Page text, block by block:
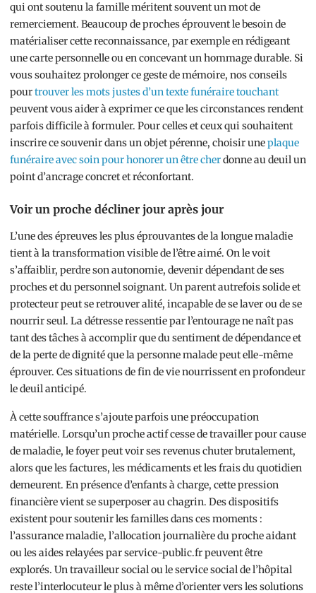
qui ont soutenu la famille méritent souvent un mot de
remerciement. Beaucoup de proches éprouvent le besoin de
matérialiser cette reconnaissance, par exemple en rédigeant
une carte personnelle ou en concevant un hommage durable. Si
vous souhaitez prolonger ce geste de mémoire, nos conseils
pourtrouver les mots justes d’un texte funéraire touchant
peuvent vous aider à exprimer ce que les circonstances rendent
parfois difficile à formuler. Pour celles et ceux qui souhaitent
inscrire ce souvenir dans un objet pérenne, choisir uneplaque
funéraire avec soin pour honorer un être cherdonne au deuil un
point d’ancrage concret et réconfortant.
Voir un proche décliner jour après jour
L’une des épreuves les plus éprouvantes de la longue maladie
tient à la transformation visible de l’être aimé. On le voit
s’affaiblir, perdre son autonomie, devenir dépendant de ses
proches et du personnel soignant. Un parent autrefois solide et
protecteur peut se retrouver alité, incapable de se laver ou de se
nourrir seul. La détresse ressentie par l’entourage ne naît pas
tant des tâches à accomplir que du sentiment de dépendance et
de la perte de dignité que la personne malade peut elle-même
éprouver. Ces situations de fin de vie nourrissent en profondeur
le deuil anticipé.
À cette souffrance s’ajoute parfois une préoccupation
matérielle. Lorsqu’un proche actif cesse de travailler pour cause
de maladie, le foyer peut voir ses revenus chuter brutalement,
alors que les factures, les médicaments et les frais du quotidien
demeurent. En présence d’enfants à charge, cette pression
financière vient se superposer au chagrin. Des dispositifs
existent pour soutenir les familles dans ces moments :
l’assurance maladie, l’allocation journalière du proche aidant
ou les aides relayées par service-public.fr peuvent être
explorés. Un travailleur social ou le service social de l’hôpital
reste l’interlocuteur le plus à même d’orienter vers les solutions